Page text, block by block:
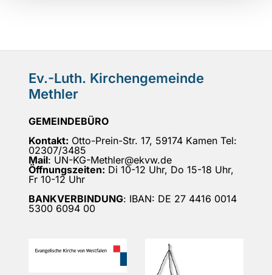
Ev.-Luth. Kirchengemeinde
Methler
GEMEINDEBÜRO
Kontakt: Otto-Prein-Str. 17, 59174 Kamen Tel:
02307/3485
Mail: UN-KG-Methler@ekvw.de
Öffnungszeiten: Di 10-12 Uhr, Do 15-18 Uhr,
Fr 10-12 Uhr
BANKVERBINDUNG: IBAN: DE 27 4416 0014
5300 6094 00